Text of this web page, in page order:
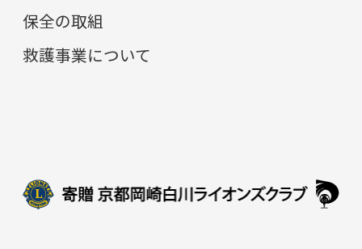
保全の取組
救護事業について